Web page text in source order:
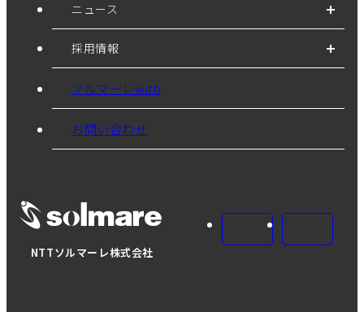
NTTソルマーレ株式会社
ニュース
採用情報
ソルマーレwith
お問い合わせ